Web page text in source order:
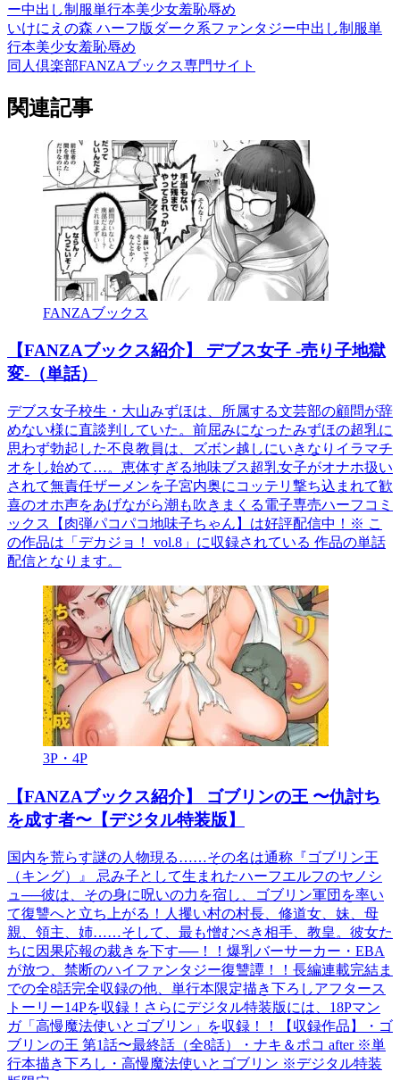
ー中出し制服単行本美少女羞恥辱め
いけにえの森 ハーフ版 ダーク系ファンタジー中出し制服単
行本美少女羞恥辱め
同人倶楽部FANZAブックス専門サイト
関連記事
FANZAブックス
【FANZAブックス紹介】 デブス女子 -売り子地獄
変-（単話）
デブス女子校生・大山みずほは、所属する文芸部の顧問が辞
めない様に直談判していた。前屈みになったみずほの超乳に
思わず勃起した不良教員は、ズボン越しにいきなりイラマチ
オをし始めて…。恵体すぎる地味ブス超乳女子がオナホ扱い
されて無責任ザーメンを子宮内奥にコッテリ撃ち込まれて歓
喜のオホ声をあげながら潮も吹きまくる電子専売ハーフコミ
ックス【肉弾パコパコ地味子ちゃん】は好評配信中！※ こ
の作品は「デカジョ！ vol.8」に収録されている 作品の単話
配信となります。
3P・4P
【FANZAブックス紹介】 ゴブリンの王 〜仇討ち
を成す者〜【デジタル特装版】
国内を荒らす謎の人物現る……その名は通称『ゴブリン王
（キング）』 忌み子として生まれたハーフエルフのヤノシ
ュ──彼は、その身に呪いの力を宿し、ゴブリン軍団を率い
て復讐へと立ち上がる！人攫い村の村長、修道女、妹、母
親、領主、姉……そして、最も憎むべき相手、教皇。彼女た
ちに因果応報の裁きを下す──！！爆乳バーサーカー・EBA
が放つ、禁断のハイファンタジー復讐譚！！長編連載完結ま
での全8話完全収録の他、単行本限定描き下ろしアフタース
トーリー14Pを収録！さらにデジタル特装版には、18Pマン
ガ「高慢魔法使いとゴブリン」を収録！！【収録作品】・ゴ
ブリンの王 第1話〜最終話（全8話）・ナキ＆ポコ after ※単
行本描き下ろし・高慢魔法使いとゴブリン ※デジタル特装